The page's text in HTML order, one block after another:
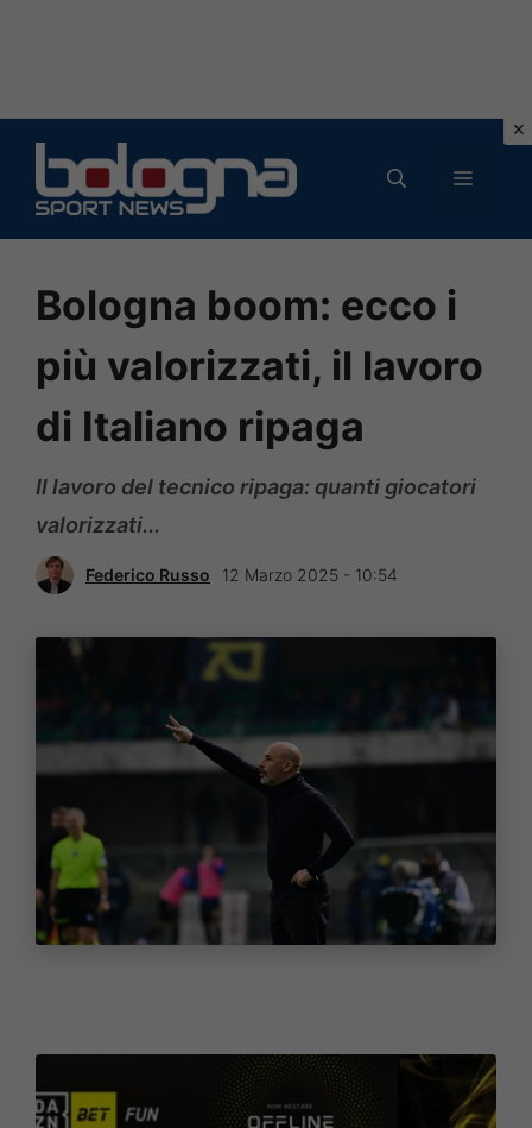
contenuto
MENU
Bologna boom: ecco i
più valorizzati, il lavoro
di Italiano ripaga
Il lavoro del tecnico ripaga: quanti giocatori
valorizzati...
Federico Russo 12 Marzo 2025 - 10:54